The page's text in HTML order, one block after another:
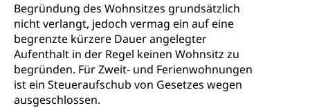
Begründung des Wohnsitzes grundsätzlich
nicht verlangt, jedoch vermag ein auf eine
begrenzte kürzere Dauer angelegter
Aufenthalt in der Regel keinen Wohnsitz zu
begründen. Für Zweit- und Ferienwohnungen
ist ein Steueraufschub von Gesetzes wegen
ausgeschlossen.